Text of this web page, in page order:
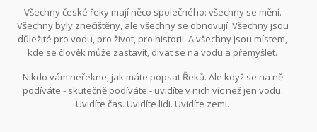
Všechny české řeky mají něco společného: všechny se mění.
Všechny byly znečištěny, ale všechny se obnovují. Všechny jsou
důležité pro vodu, pro život, pro historii. A všechny jsou místem,
kde se člověk může zastavit, dívat se na vodu a přemýšlet.
Nikdo vám neřekne, jak máte popsat Řeků. Ale když se na ně
podíváte - skutečně podíváte - uvidíte v nich víc než jen vodu.
Uvidíte čas. Uvidíte lidi. Uvidíte zemi.